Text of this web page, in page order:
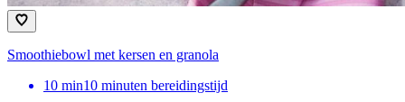
Smoothiebowl met kersen en granola
10 min10 minuten bereidingstijd